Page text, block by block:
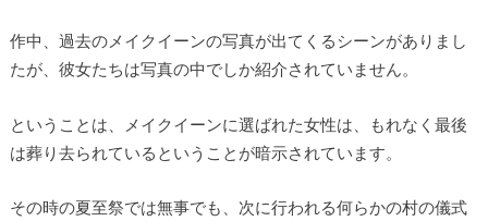
作中、過去のメイクイーンの写真が出てくるシーンがありまし
たが、彼女たちは写真の中でしか紹介されていません。
ということは、メイクイーンに選ばれた女性は、もれなく最後
は葬り去られているということが暗示されています。
その時の夏至祭では無事でも、次に行われる何らかの村の儀式